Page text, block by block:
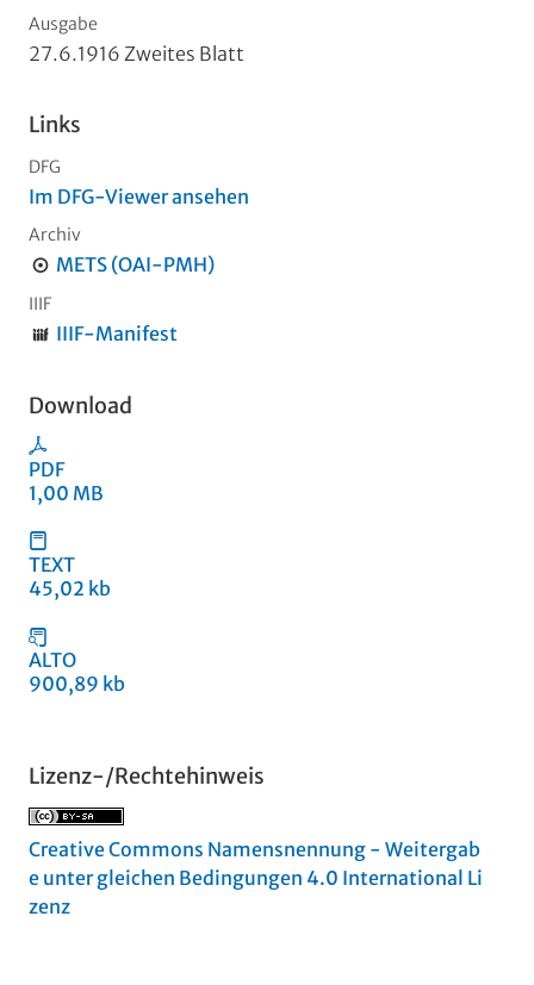
Ausgabe
27.6.1916 Zweites Blatt
Links
DFG
Im DFG-Viewer ansehen
Archiv
METS (OAI-PMH)
IIIF
IIIF-Manifest
Download
PDF
1,00 MB
TEXT
45,02 kb
ALTO
900,89 kb
Lizenz-/Rechtehinweis
Creative Commons Namensnennung - Weitergab
e unter gleichen Bedingungen 4.0 International Li
zenz